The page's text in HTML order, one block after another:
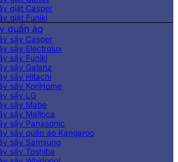
giặt Casper
giặt Funiki
quần áo
sấy Casper
sấy Electrolux
sấy Funiki
sấy Galanz
sấy Hitachi
sấy KoriHome
sấy LG
sấy Mabe
sấy Malloca
sấy Panasonic
sấy quần áo Kangaroo
sấy Samsung
sấy Toshiba